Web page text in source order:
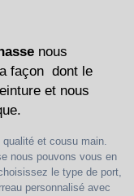
nous
façon dont le
et nous
et cousu main.
nous pouvons vous en
le type de port,
personnalisé avec